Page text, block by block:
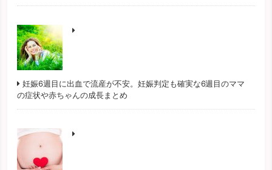
妊娠6週目に出血で流産が不安。妊娠判定も確実な6週目のママ
の症状や赤ちゃんの成長まとめ